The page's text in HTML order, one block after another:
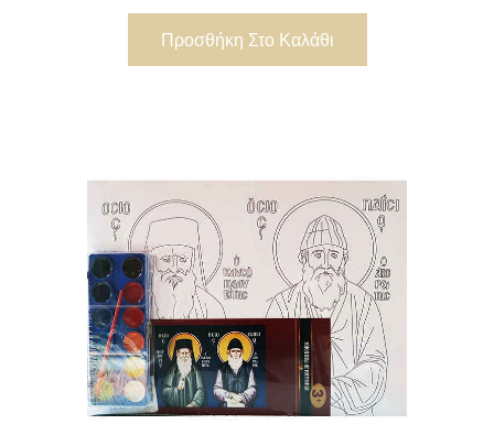
Προσθήκη Στο Καλάθι